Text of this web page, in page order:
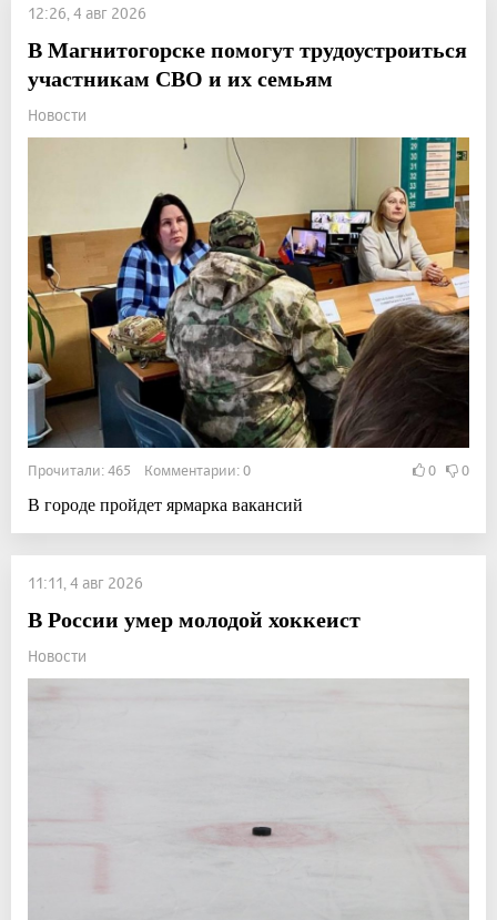
12:26, 4 авг 2026
В Магнитогорске помогут трудоустроиться
участникам СВО и их семьям
Новости
Прочитали: 465 Комментарии: 0 0 0
В городе пройдет ярмарка вакансий
11:11, 4 авг 2026
В России умер молодой хоккеист
Новости